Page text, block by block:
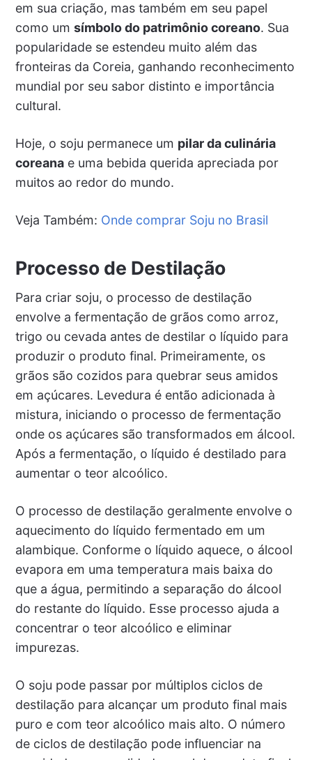
em sua criação, mas também em seu papel
como um símbolo do patrimônio coreano. Sua
popularidade se estendeu muito além das
fronteiras da Coreia, ganhando reconhecimento
mundial por seu sabor distinto e importância
cultural.
Hoje, o soju permanece um pilar da culinária
coreanae uma bebida querida apreciada por
muitos ao redor do mundo.
Veja Também: Onde comprar Soju no Brasil
Processo de Destilação
Para criar soju, o processo de destilação
envolve a fermentação de grãos como arroz,
trigo ou cevada antes de destilar o líquido para
produzir o produto final. Primeiramente, os
grãos são cozidos para quebrar seus amidos
em açúcares. Levedura é então adicionada à
mistura, iniciando o processo de fermentação
onde os açúcares são transformados em álcool.
Após a fermentação, o líquido é destilado para
aumentar o teor alcoólico.
O processo de destilação geralmente envolve o
aquecimento do líquido fermentado em um
alambique. Conforme o líquido aquece, o álcool
evapora em uma temperatura mais baixa do
que a água, permitindo a separação do álcool
do restante do líquido. Esse processo ajuda a
concentrar o teor alcoólico e eliminar
impurezas.
O soju pode passar por múltiplos ciclos de
destilação para alcançar um produto final mais
puro e com teor alcoólico mais alto. O número
de ciclos de destilação pode influenciar na